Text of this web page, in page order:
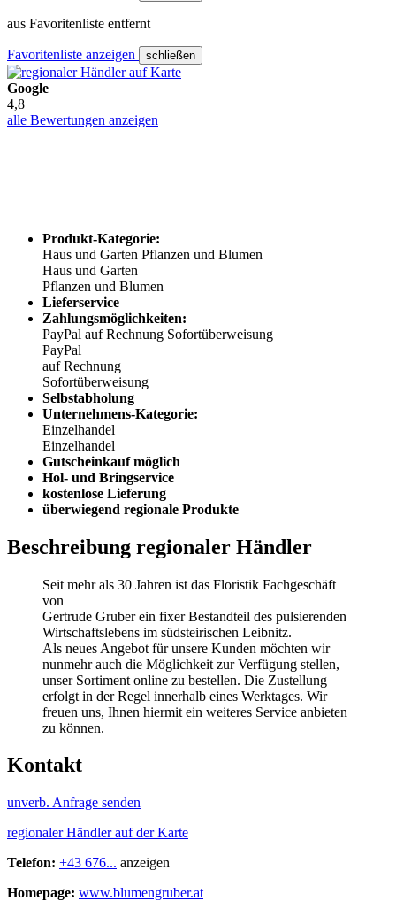
aus Favoritenliste entfernt
Favoritenliste anzeigen schließen
Google
4,8
alle Bewertungen anzeigen
Produkt-Kategorie:
Haus und Garten Pflanzen und Blumen
Haus und Garten
Pflanzen und Blumen
Lieferservice
Zahlungsmöglichkeiten:
PayPal auf Rechnung Sofortüberweisung
PayPal
auf Rechnung
Sofortüberweisung
Selbstabholung
Unternehmens-Kategorie:
Einzelhandel
Einzelhandel
Gutscheinkauf möglich
Hol- und Bringservice
kostenlose Lieferung
überwiegend regionale Produkte
Beschreibung regionaler Händler
Seit mehr als 30 Jahren ist das Floristik Fachgeschäft
von
Gertrude Gruber ein fixer Bestandteil des pulsierenden
Wirtschaftslebens im südsteirischen Leibnitz.
Als neues Angebot für unsere Kunden möchten wir
nunmehr auch die Möglichkeit zur Verfügung stellen,
unser Sortiment online zu bestellen. Die Zustellung
erfolgt in der Regel innerhalb eines Werktages. Wir
freuen uns, Ihnen hiermit ein weiteres Service anbieten
zu können.
Kontakt
unverb. Anfrage senden
regionaler Händler auf der Karte
Telefon: +43 676... anzeigen
Homepage: www.blumengruber.at